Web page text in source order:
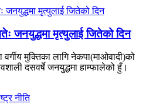
जनयुद्धमा मृत्युलाई जितेको दिन
मुक्तिका लागि नेकपा(माओवादी)को
दसवर्षे जनयुद्धमा हाम्फालेको हुँ।